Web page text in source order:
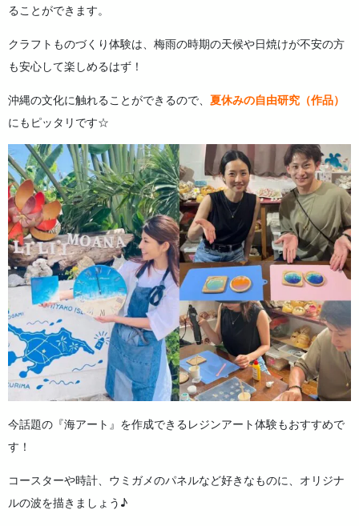
ることができます。
クラフトものづくり体験は、梅雨の時期の天候や日焼けが不安の方
も安心して楽しめるはず！
沖縄の文化に触れることができるので、 夏休みの自由研究（作品）
にもピッタリです☆
今話題の『海アート』を作成できるレジンアート体験もおすすめで
す！
コースターや時計、ウミガメのパネルなど好きなものに、オリジナ
ルの波を描きましょう♪